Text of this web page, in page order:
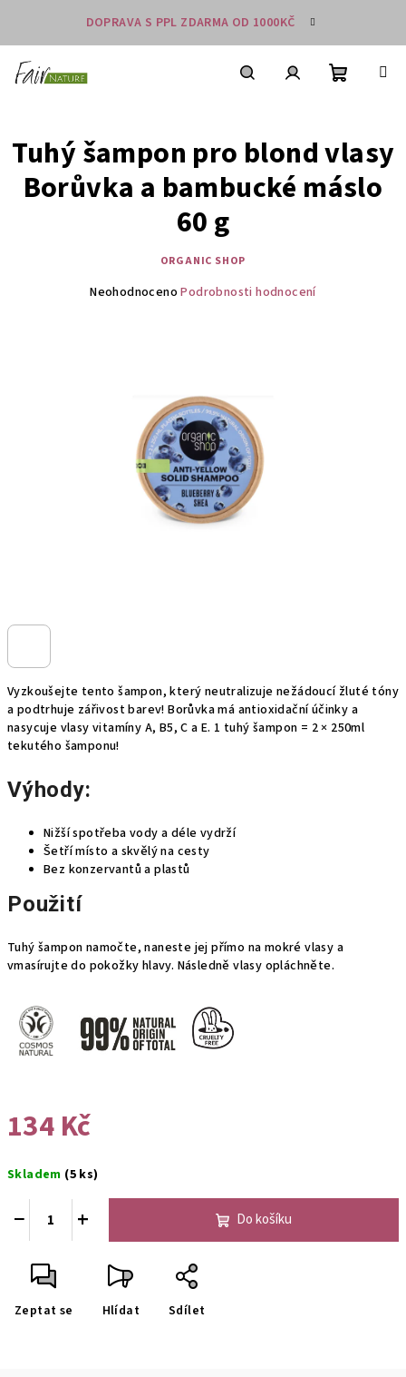
obsah
DOPRAVA S PPL ZDARMA OD 1000KČ
Nákupní
Vyzkoušejte tento šampon, který neutralizuje nežádoucí žluté tóny
a podtrhuje zářivost barev! Borůvka má antioxidační účinky a
nasycuje vlasy vitamíny A, B5, C a E. 1 tuhý šampon = 2 × 250ml
tekutého šamponu!
Výhody:
Nižší spotřeba vody a déle vydrží
Šetří místo a skvělý na cesty
Bez konzervantů a plastů
Použití
Tuhý šampon namočte, naneste jej přímo na mokré vlasy a
vmasírujte do pokožky hlavy. Následně vlasy opláchněte.
134 Kč
cena:
Skladem (5 ks)
+
− Do košíku
Zeptat se Hlídat Sdílet
Tuhý šampon pro blond vlasy
Borůvka a bambucké máslo
60 g
ORGANIC SHOP
Průměrné
hvězdiček.
Neohodnoceno Podrobnosti hodnocení